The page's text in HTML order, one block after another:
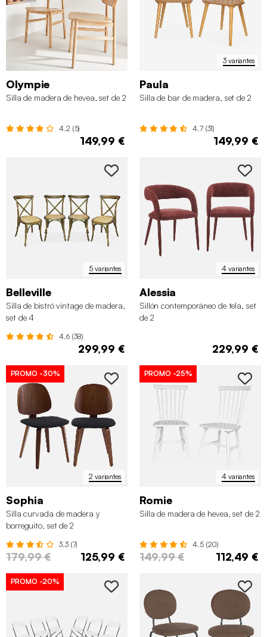
Olympie
Silla de madera de hevea, set de 2
4.2 (5)
149,99 €
3 variantes
Paula
Silla de bar de madera, set de 2
4.7 (31)
149,99 €
5 variantes
Belleville
Silla de bistró vintage de madera,
set de 4
4.6 (38)
299,99 €
4 variantes
Alessia
Sillón contemporáneo de tela, set
de 2
229,99 €
2 variantes
PROMO -30%
Sophia
Silla curvada de madera y
borreguito, set de 2
3.3 (7)
179,99 € 125,99 €
4 variantes
PROMO -25%
Romie
Silla de madera de hevea, set de 2
4.5 (20)
149,99 € 112,49 €
PROMO -20%